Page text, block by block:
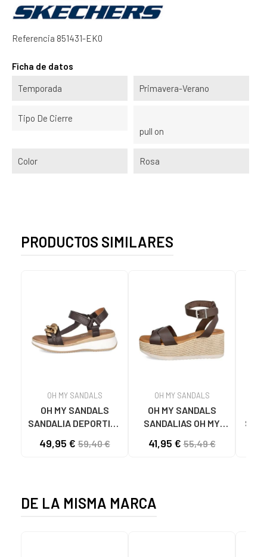
Referencia 851431-EK0
Ficha de datos
Temporada Primavera-Verano
Tipo De Cierre
pull on
Color Rosa
PRODUCTOS SIMILARES
OH MY SANDALS
OH MY SANDALS
SANDALIA DEPORTIVA
ESLABONES MARRON
49,95 €59,40 €
OH MY SANDALS
OH MY SANDALS
SANDALIAS OH MY
PLATAFORMA
41,95 €55,49 €
DE LA MISMA MARCA